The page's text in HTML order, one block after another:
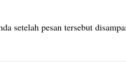
setelah pesan tersebut